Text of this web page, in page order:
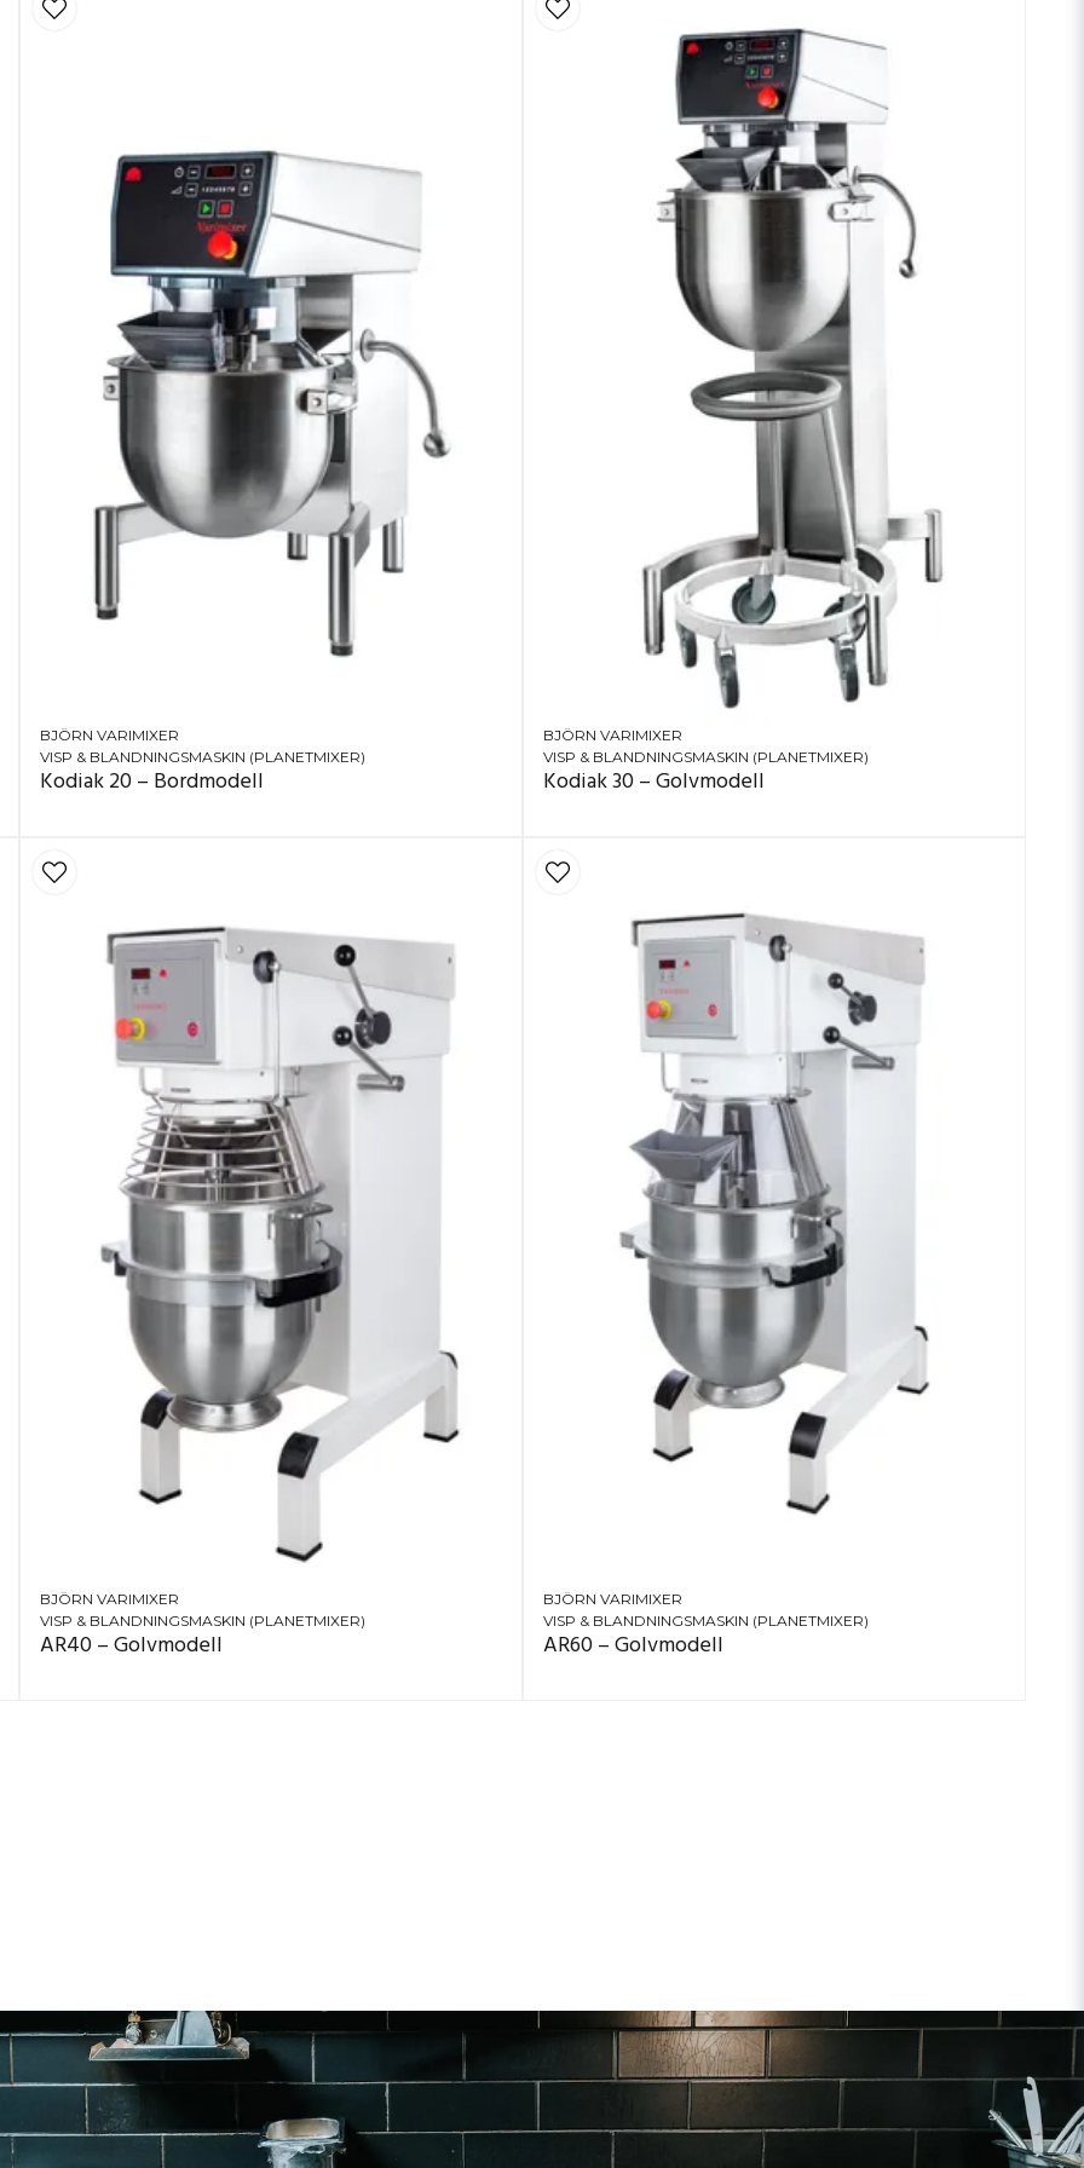
bunke
potatismos): ca 10–12 kg
kvalitet och kontroll är
ergonomisk golvmixer
med hög
maskin med rejäl
att ta steget upp till
BJÖRN VARIMIXER
VISP & BLANDNINGSMASKIN (PLANETMIXER)
Kodiak 20 – Bordmodell
BJÖRN VARIMIXER
VISP & BLANDNINGSMASKIN (PLANETMIXER)
Kodiak 30 – Golvmodell
BJÖRN VARIMIXER
VISP & BLANDNINGSMASKIN (PLANETMIXER)
AR40 – Golvmodell
BJÖRN VARIMIXER
VISP & BLANDNINGSMASKIN (PLANETMIXER)
AR60 – Golvmodell